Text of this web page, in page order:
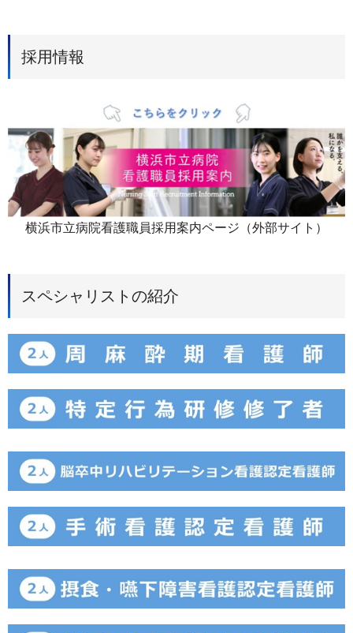
採用情報
横浜市立病院看護職員採用案内ページ（外部サイト）
スペシャリストの紹介